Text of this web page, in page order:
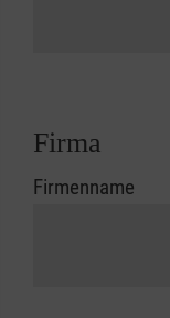
Firma
Firmenname